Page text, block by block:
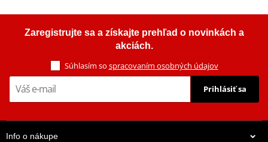
Zaregistrujte sa a získajte prehľad o novinkách a
akciách.
Súhlasím so spracovaním osobných údajov
Prihlásiť sa
Info o nákupe